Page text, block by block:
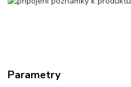
Parametry